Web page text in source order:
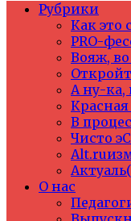
Рубрики
Как это
PRO-
Вояж,
А ну-ка,
В
Чисто
О нас